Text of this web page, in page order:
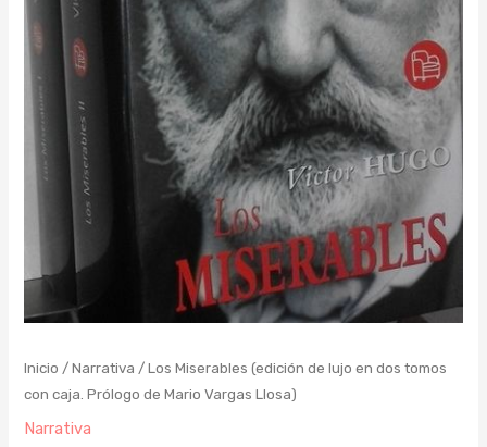
Inicio /Narrativa / Los Miserables (edición de lujo en dos tomos
con caja. Prólogo de Mario Vargas Llosa)
Narrativa